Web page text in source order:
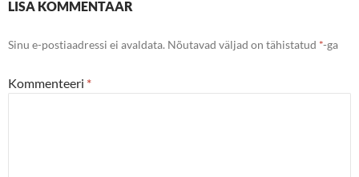
LISA KOMMENTAAR
Sinu e-postiaadressi ei avaldata. Nõutavad väljad on tähistatud *-ga
Kommenteeri *